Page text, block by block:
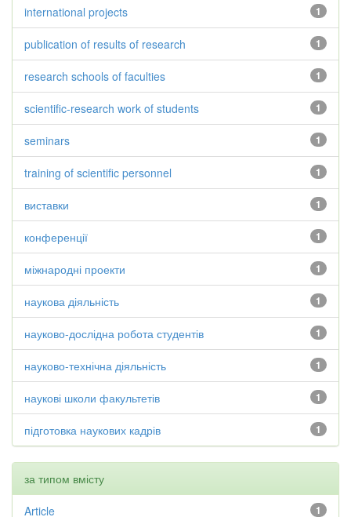
1
international projects
1
publication of results of research
1
research schools of faculties
1
scientific-research work of students
1
seminars
1
training of scientific personnel
1
виставки
1
конференції
1
міжнародні проекти
1
наукова діяльність
1
науково-дослідна робота студентів
1
науково-технічна діяльність
1
наукові школи факультетів
1
підготовка наукових кадрів
за типом вмісту
1
Article